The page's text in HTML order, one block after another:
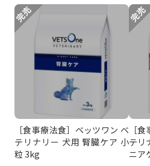
［食事療法食］ベッツワン ベ
テリナリー 犬用 腎臓ケア 小
粒 3kg
［
テリ
ニア